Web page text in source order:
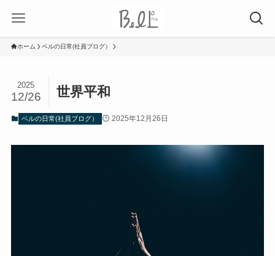
ホーム ベルの日常(社員ブログ）
世界平和
2025
12/26
ベルの日常(社員ブログ） 2025年12月26日